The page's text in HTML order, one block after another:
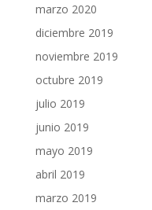
marzo 2020
diciembre 2019
noviembre 2019
octubre 2019
julio 2019
junio 2019
mayo 2019
abril 2019
marzo 2019